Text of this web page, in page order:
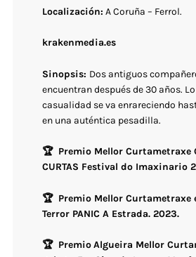
Localización: A Coruña – Ferrol.
krakenmedia.es
Sinopsis: Dos antiguos compañ
encuentran después de 30 años.
casualidad se va enrareciendo
en una auténtica pesadilla.
🏆 Premio Mellor Curtametraxe
CURTAS Festival do Imaxinario
🏆 Premio Mellor Curtametraxe
Terror PANIC A Estrada. 2023.
🏆 PremioAlgueira Mellor